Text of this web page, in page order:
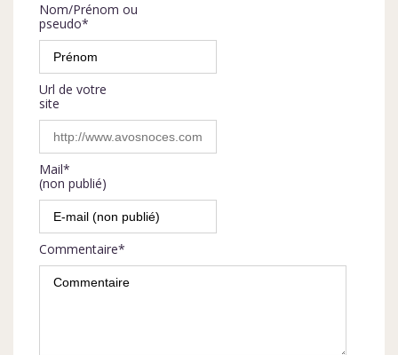
Nom/Prénom ou
pseudo*
Url de votre
site
Mail*
(non publié)
Commentaire*